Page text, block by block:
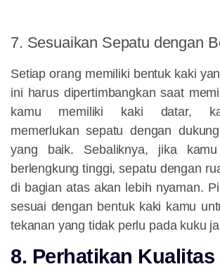
7. Sesuaikan Sepatu dengan
Setiap orang memiliki bentuk kaki
ini harus dipertimbangkan saat
kamu memiliki kaki datar,
memerlukan sepatu dengan
yang baik. Sebaliknya, jika
berlengkung tinggi, sepatu dengan
di bagian atas akan lebih nyaman.
sesuai dengan bentuk kaki kamu
tekanan yang tidak perlu pada kuku
8. Perhatikan